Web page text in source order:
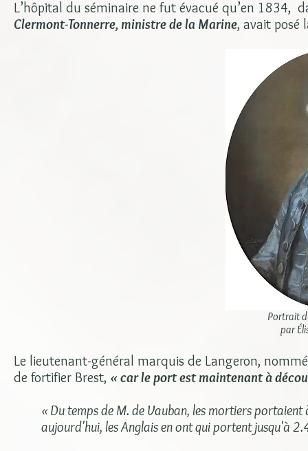
L’hôpital du séminaire ne fut évacué qu’en
Clermont-Tonnerre, ministre de la Marine, avait posé
Portrait
par
Le lieutenant-général marquis de Langeron,
de fortifier Brest, « car le port est maintenant à
« Du temps de M. de Vauban, les mortiers
aujourd'hui, les Anglais en ont qui portent jusqu'à